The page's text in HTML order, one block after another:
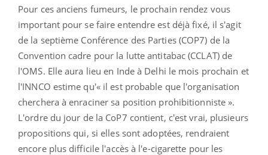
Pour ces anciens fumeurs, le prochain rendez vous
important pour se faire entendre est déjà fixé, il s'agit
de la septième Conférence des Parties (COP7) de la
Convention cadre pour la lutte antitabac (CCLAT) de
l'OMS. Elle aura lieu en Inde à Delhi le mois prochain et
l'INNCO estime qu'« il est probable que l'organisation
cherchera à enraciner sa position prohibitionniste ».
L'ordre du jour de la CoP7 contient, c'est vrai, plusieurs
propositions qui, si elles sont adoptées, rendraient
encore plus difficile l'accès à l'e-cigarette pour les